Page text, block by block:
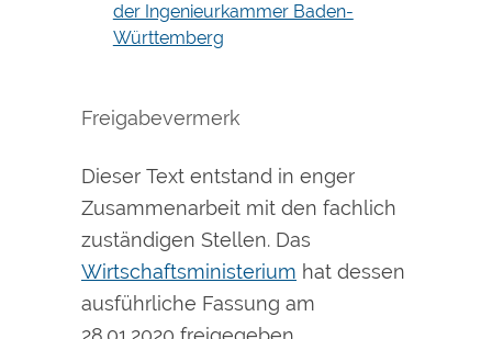
der Ingenieurkammer Baden-
Württemberg
Freigabevermerk
Dieser Text entstand in enger
Zusammenarbeit mit den fachlich
zuständigen Stellen. Das
Wirtschaftsministerium hat dessen
ausführliche Fassung am